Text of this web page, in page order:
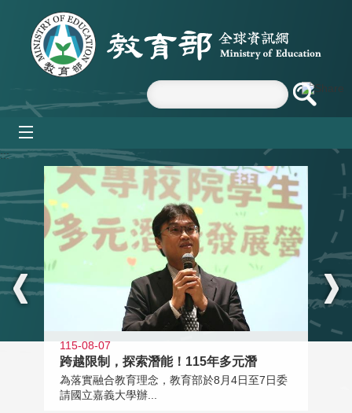
跳到主要內容區塊
:::
115-08-07
跨越限制，探索潛能！115年多元潛
為落實融合教育理念，教育部於8月4日至7日委
請國立嘉義大學辦...